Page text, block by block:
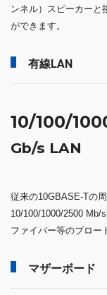
ンネル）スピーカーと
ができます。
有線LAN
10/100/
Gb/s LAN
従来の10GBASE-Tの
10/100/1000/2500 Mb/
ファイバー等のブロー
マザーボード